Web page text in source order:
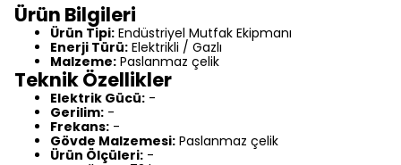
Ürün Bilgileri
Ürün Tipi: Endüstriyel Mutfak Ekipmanı
Enerji Türü: Elektrikli / Gazlı
Malzeme: Paslanmaz çelik
Teknik Özellikler
Elektrik Gücü: -
Gerilim: -
Frekans: -
Gövde Malzemesi: Paslanmaz çelik
Ürün Ölçüleri: -